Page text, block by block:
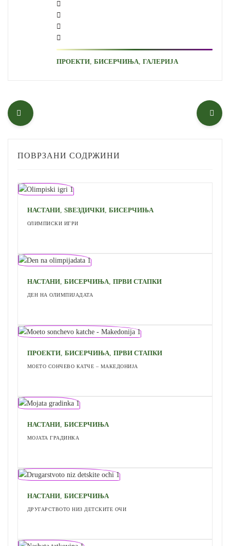
ПРОЕКТИ ,БИСЕРЧИЊА ,ГАЛЕРИЈА
ПОВРЗАНИ СОДРЖИНИ
НАСТАНИ, ЅВЕЗДИЧКИ, БИСЕРЧИЊА
ОЛИМПИСКИ ИГРИ
НАСТАНИ, БИСЕРЧИЊА, ПРВИ СТАПКИ
ДЕН НА ОЛИМПИЈАДАТА
ПРОЕКТИ, БИСЕРЧИЊА, ПРВИ СТАПКИ
МОЕТО СОНЧЕВО КАТЧЕ – МАКЕДОНИЈА
НАСТАНИ, БИСЕРЧИЊА
МОЈАТА ГРАДИНКА
НАСТАНИ, БИСЕРЧИЊА
ДРУГАРСТВОТО НИЗ ДЕТСКИТЕ ОЧИ